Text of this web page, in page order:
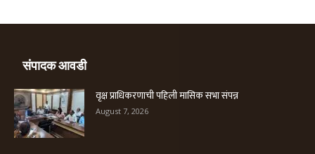
संपादक आवडी
वृक्ष प्राधिकरणाची पहिली मासिक सभा संपन्न
August 7, 2026